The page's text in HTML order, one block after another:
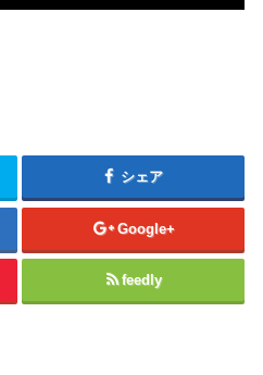
シェア
Google+
feedly